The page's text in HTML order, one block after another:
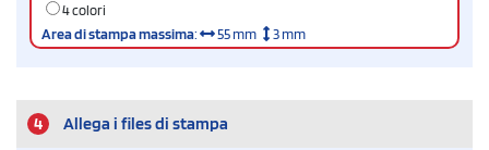
4 colori
Area di stampa massima: 55 mm 3 mm
4 Allega i files di stampa